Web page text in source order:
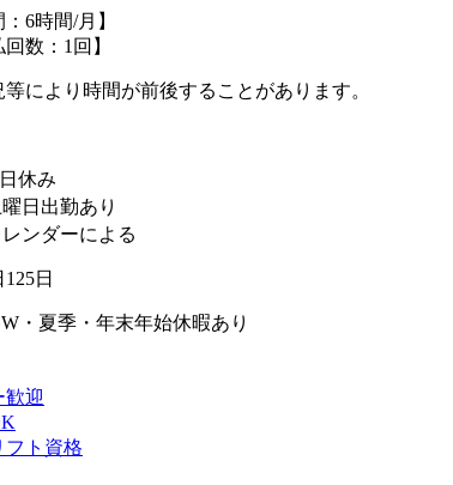
：6時間/月】
回数：1回】
により時間が前後することがあります。
休み
日出勤あり
ンダーによる
日
・夏季・年末年始休暇あり
歓迎
フト資格